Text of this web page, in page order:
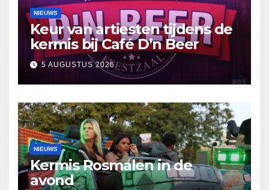
NIEUWS
Keur van artiesten tijdens de
kermis bij Café D’n Beer
5 AUGUSTUS 2026
NIEUWS
Kermis Rosmalen in de
avond